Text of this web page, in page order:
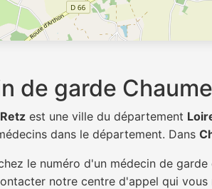
de garde
est une ville du département
dans le département. Dans
le numéro d'un médecin de garde
notre centre d'appel qui